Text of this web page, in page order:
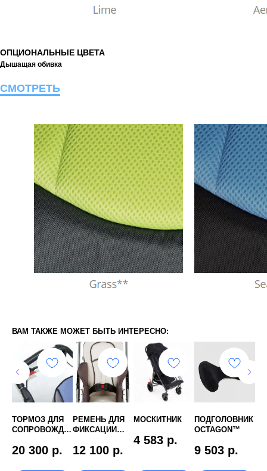
ОПЦИОНАЛЬНЫЕ ЦВЕТА
Дышащая обивка
СМОТРЕТЬ
ВАМ ТАКЖЕ МОЖЕТ БЫТЬ ИНТЕРЕСНО:
ТОРМОЗ ДЛЯ
СОПРОВОЖДА
7201
20 300 р.
РЕМЕНЬ ДЛЯ
ФИКСАЦИИ
12 100 р.
МОСКИТНИК
4 583 р.
ПОДГОЛОВНИК
OCTAGON™
9 503 р.